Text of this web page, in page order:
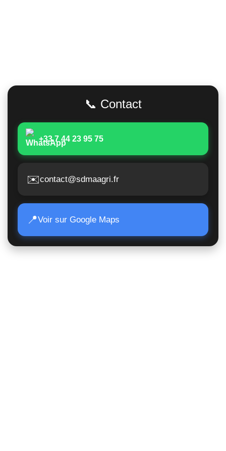
📞 Contact
+33 7 44 23 95 75
✉️contact@sdmaagri.fr
📍Voir sur Google Maps